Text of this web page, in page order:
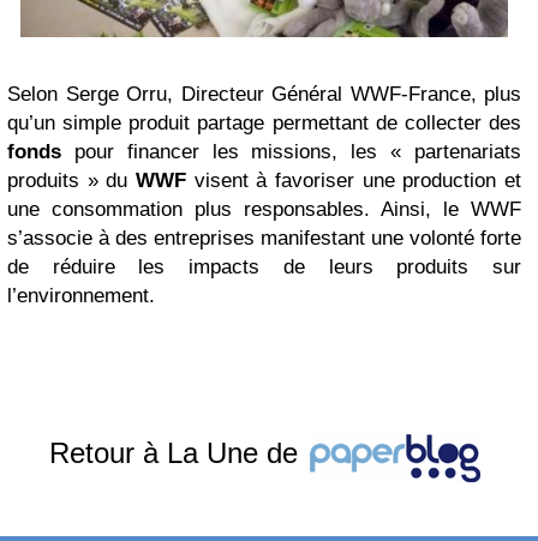
Selon Serge Orru, Directeur Général WWF-France, plus
qu’un simple produit partage permettant de collecter des
fonds pour financer les missions, les « partenariats
produits » du WWF visent à favoriser une production et
une consommation plus responsables. Ainsi, le WWF
s’associe à des entreprises manifestant une volonté forte
de réduire les impacts de leurs produits sur
l’environnement.
Retour à La Une de